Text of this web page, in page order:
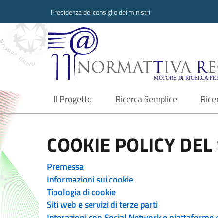
Presidenza del consiglio dei ministri
Normattiva
Il Progetto
current Ricerca Semplice
COOKIE POLICY
Premessa
Informazioni sui cookie
Tipologia di cookie
Siti web e servizi di terze parti